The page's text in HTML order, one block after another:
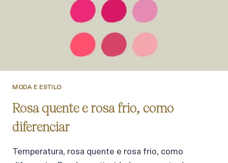
MODA E ESTILO
Rosa quente e rosa frio, como
diferenciar
Temperatura, rosa quente e rosa frio, como